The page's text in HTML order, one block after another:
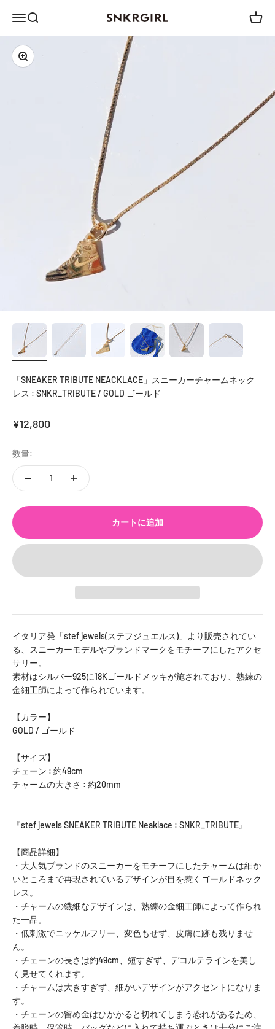
メニュー
検索 SNKRGIRL STORE カート
ズームイン
「SNEAKER TRIBUTE NEACKLACE」スニーカーチャームネック
レス : SNKR_TRIBUTE / GOLD ゴールド
セール価格
¥12,800
数量:
カートに追加
イタリア発「stef jewels(ステフジュエルス)」より販売されてい
る、スニーカーモデルやブランドマークをモチーフにしたアクセ
サリー。
素材はシルバー925に18Kゴールドメッキが施されており、熟練の
金細工師によって作られています。
【カラー】
GOLD / ゴールド
【サイズ】
チェーン : 約49cm
チャームの大きさ : 約20mm
『stef jewels SNEAKER TRIBUTE Neaklace : SNKR_TRIBUTE』
【商品詳細】
・大人気ブランドのスニーカーをモチーフにしたチャームは細か
いところまで再現されているデザインが目を惹くゴールドネック
レス。
・チャームの繊細なデザインは、熟練の金細工師によって作られ
た一品。
・低刺激でニッケルフリー、変色もせず、皮膚に跡も残りませ
ん。
・チェーンの長さは約49cm、短すぎず、デコルテラインを美し
く見せてくれます。
・チャームは大きすぎず、細かいデザインがアクセントになりま
す。
・チェーンの留め金はひかかると切れてしまう恐れがあるため、